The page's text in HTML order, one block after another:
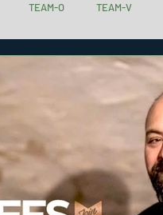
TEAM-O TEAM-V